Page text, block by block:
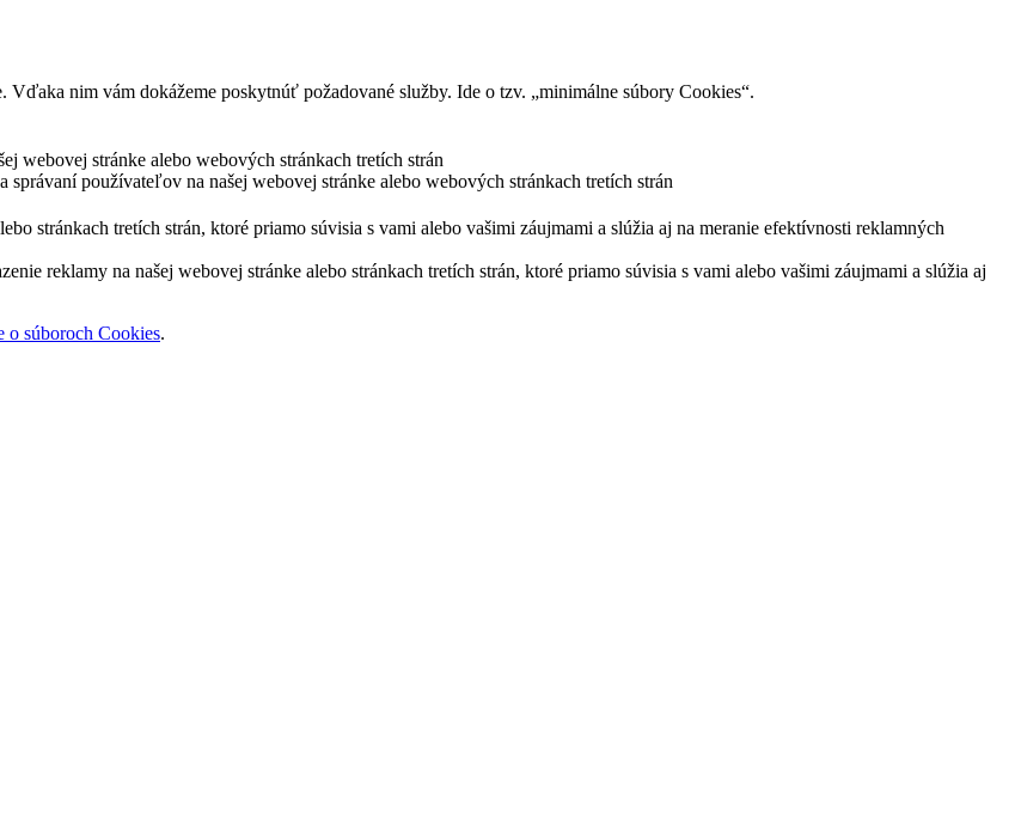
nim vám dokážeme poskytnúť požadované služby. Ide o tzv. „minimálne súbory Cookies“.
webovej stránke alebo webových stránkach tretích strán
správaní používateľov na našej webovej stránke alebo webových stránkach tretích strán
stránkach tretích strán, ktoré priamo súvisia s vami alebo vašimi záujmami a slúžia aj na meranie efektívnosti reklamných
reklamy na našej webovej stránke alebo stránkach tretích strán, ktoré priamo súvisia s vami alebo vašimi záujmami a slúžia aj
o súboroch Cookies.